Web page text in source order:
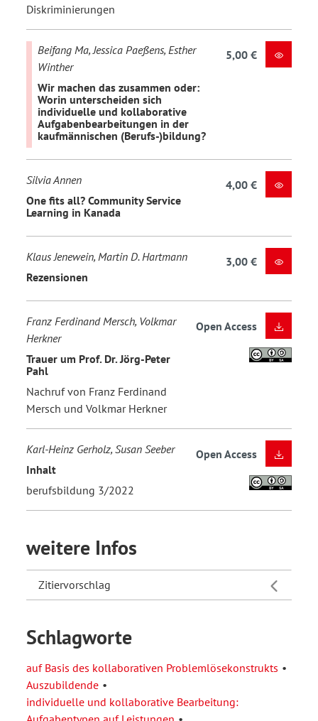
Diskriminierungen
Beifang Ma, Jessica Paeßens, Esther
Winther
Wir machen das zusammen oder:
Worin unterscheiden sich
individuelle und kollaborative
Aufgabenbearbeitungen in der
kaufmännischen (Berufs-)bildung?
5,00 €
Silvia Annen
One fits all? Community Service
Learning in Kanada
4,00 €
Klaus Jenewein, Martin D. Hartmann
Rezensionen
3,00 €
Franz Ferdinand Mersch, Volkmar
Herkner
Trauer um Prof. Dr. Jörg-Peter
Pahl
Nachruf von Franz Ferdinand
Mersch und Volkmar Herkner
Open Access
Karl-Heinz Gerholz, Susan Seeber
Inhalt
berufsbildung 3/2022
Open Access
weitere Infos
Zitiervorschlag
Schlagworte
auf Basis des kollaborativen Problemlösekonstrukts
Auszubildende
individuelle und kollaborative Bearbeitung: